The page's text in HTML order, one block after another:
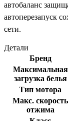
автобаланс
автоперезапуск
сети.
Детали
Бренд
Максимальная
загрузка белья
Тип мотора
Макс. скорость
отжима